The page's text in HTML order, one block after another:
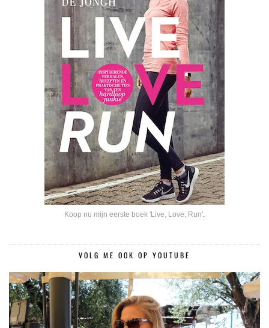
Koop nu mijn eerste boek 'Live, Love, Run'.
VOLG ME OOK OP YOUTUBE